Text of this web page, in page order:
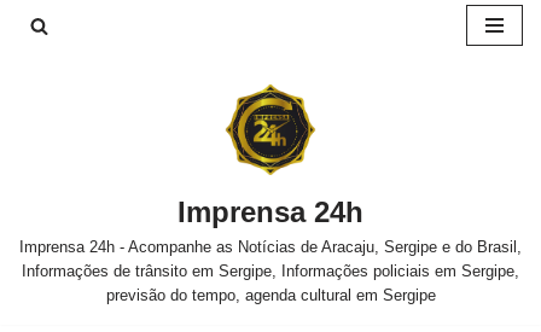
Imprensa 24h
Imprensa 24h - Acompanhe as Notícias de Aracaju, Sergipe e do Brasil,
Informações de trânsito em Sergipe, Informações policiais em Sergipe,
previsão do tempo, agenda cultural em Sergipe